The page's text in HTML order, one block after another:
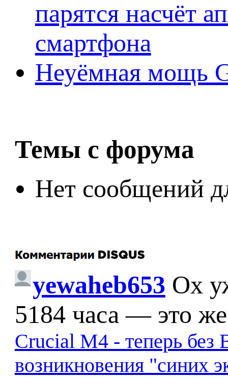
парятся насчёт
смартфона
Неуёмная мощь
Темы с форума
Нет сообщений
yewaheb653 Ох
5184 часа — это
Crucial M4 - теперь без
возникновения "синих